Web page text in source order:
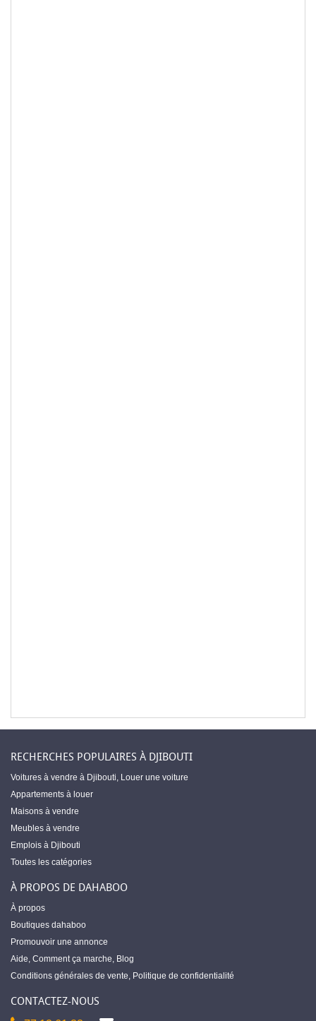
RECHERCHES POPULAIRES À DJIBOUTI
Voitures à vendre à Djibouti, Louer une voiture
Appartements à louer
Maisons à vendre
Meubles à vendre
Emplois à Djibouti
Toutes les catégories
À PROPOS DE DAHABOO
À propos
Boutiques dahaboo
Promouvoir une annonce
Aide, Comment ça marche, Blog
Conditions générales de vente, Politique de confidentialité
CONTACTEZ-NOUS